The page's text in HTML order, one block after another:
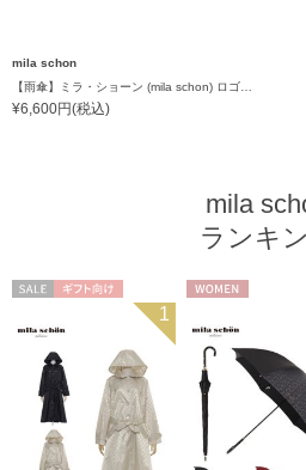
mila schon
¥6,600円(税込)
mila
ランキ
WOMEN
1